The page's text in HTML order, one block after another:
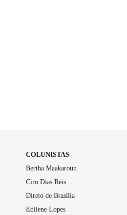
COLUNISTAS
Bertha Maakaroun
Ciro Dias Reis
Direto de Brasília
Edilene Lopes